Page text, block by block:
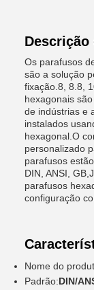
Os parafusos
são a solução
fixação.8, 8.8,
hexagonais
de indústrias e
instalados
hexagonal.O
personalizado
parafusos
DIN, ANSI,
parafusos
configuração
Nome do
Padrão:DIN/